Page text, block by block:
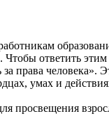
ответить
права человека».
умах и
просвещения